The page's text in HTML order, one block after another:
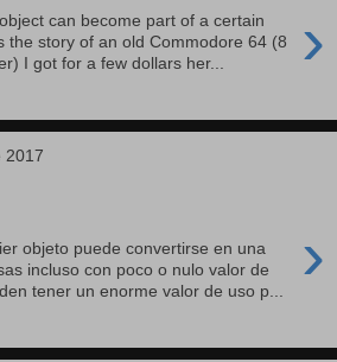
›
can become part of a certain
the story of an old Commodore 64 (8
I got for a few dollars her...
2017
›
objeto puede convertirse en una
incluso con poco o nulo valor de
tener un enorme valor de uso p...